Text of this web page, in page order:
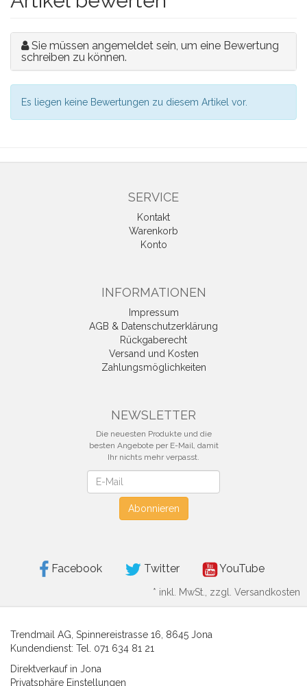
Sie müssen angemeldet sein, um eine Bewertung
schreiben zu können.
Es liegen keine Bewertungen zu diesem Artikel vor.
SERVICE
Kontakt
Warenkorb
Konto
INFORMATIONEN
Impressum
AGB & Datenschutzerklärung
Rückgaberecht
Versand und Kosten
Zahlungsmöglichkeiten
NEWSLETTER
Die neuesten Produkte und die
besten Angebote per E-Mail, damit
Ihr nichts mehr verpasst.
Abonnieren
Facebook Twitter YouTube
* inkl. MwSt., zzgl. Versandkosten
Trendmail AG, Spinnereistrasse 16, 8645 Jona
Kundendienst: Tel. 071 634 81 21
Direktverkauf in Jona
Privatsphäre Einstellungen